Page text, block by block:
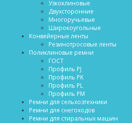
Узкоклиновые
Двухсторонние
Многоручьевые
Широкоугольные
Конвейерные ленты
Резинотросовые ленты
Поликлиновые ремни
ГОСТ
Профиль PJ
Профиль PK
Профиль PL
Профиль PM
Ремни для сельхозтехники
Ремни для снегоходов
Ремни для стиральных машин